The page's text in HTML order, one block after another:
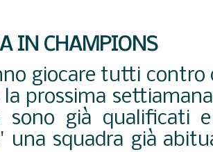
IN CHAMPIONS
giocare tutti contro
prossima
sono già qualificati
una squadra già